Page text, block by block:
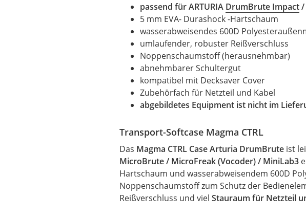
passend fürARTURIA DrumBrute Impact/
5 mm EVA- Durashock -Hartschaum
wasserabweisendes 600D
umlaufender, robuster Reißverschluss
Noppenschaumstoff (herausnehmbar)
abnehmbarer Schultergut
kompatibel mit Decksaver Cover
Zubehörfach für Netzteil und Kabel
abgebildetes Equipment ist nicht im
Transport-Softcase Magma CTRL
Das Magma CTRL CaseArturia DrumBrute ist
MicroBrute / MicroFreak(Vocoder) / MiniLab3
Hartschaum und wasserabweisendem 600D
Noppenschaumstoff zum Schutz der
Reißverschluss und vielStauraum für Netzteil